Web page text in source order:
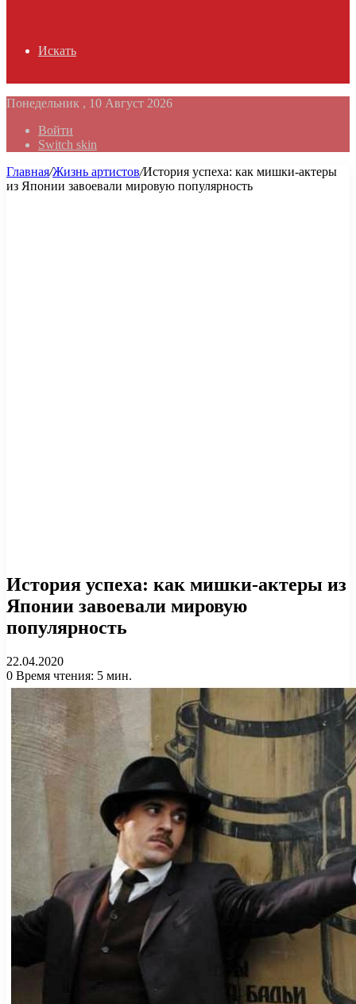
Искать
Понедельник , 10 Август 2026
Войти
Switch skin
Главная/Жизнь артистов/История успеха: как мишки-актеры
из Японии завоевали мировую популярность
История успеха: как мишки-актеры из
Японии завоевали мировую
популярность
22.04.2020
0 Время чтения: 5 мин.